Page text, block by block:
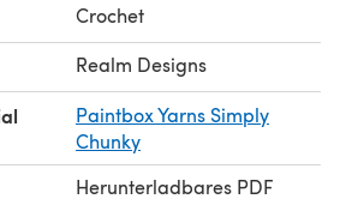
Crochet
Realm Designs
Paintbox Yarns Simply
Chunky
Herunterladbares PDF